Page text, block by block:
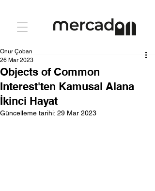
Objects of Common
Interest'ten Kamusal Alana
İkinci Hayat
Onur Çoban
26 Mar 2023
Güncelleme tarihi: 29 Mar 2023